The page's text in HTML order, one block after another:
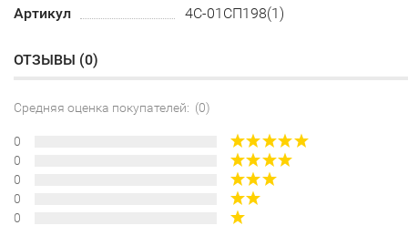
Артикул
4С-01СП198(1)
ОТЗЫВЫ (0)
Средняя оценка покупателей: (0)
0
0
0
0
0